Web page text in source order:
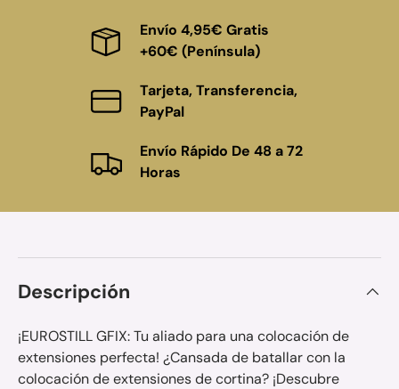
Envío 4,95€ Gratis
+60€ (Península)
Tarjeta, Transferencia,
PayPal
Envío Rápido De 48 a 72
Horas
Descripción
¡EUROSTILL GFIX: Tu aliado para una colocación de
extensiones perfecta! ¿Cansada de batallar con la
colocación de extensiones de cortina? ¡Descubre